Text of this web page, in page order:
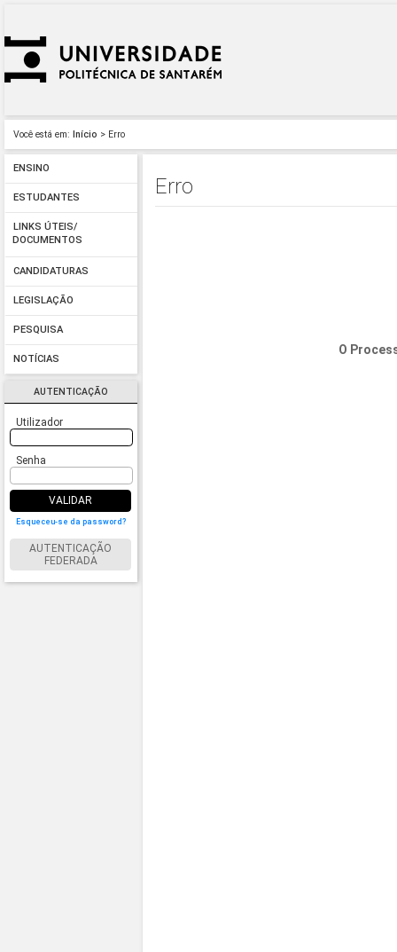
Você está em: Início > Erro
ENSINO
ESTUDANTES
LINKS ÚTEIS/
DOCUMENTOS
CANDIDATURAS
LEGISLAÇÃO
PESQUISA
NOTÍCIAS
AUTENTICAÇÃO
Utilizador
Senha
VALIDAR
Esqueceu-se da password?
AUTENTICAÇÃO
FEDERADA
Erro
O